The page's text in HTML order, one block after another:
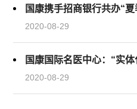
国康携手招商银行共办“
2020-08-29
国康国际名医中心：“实
2020-08-29